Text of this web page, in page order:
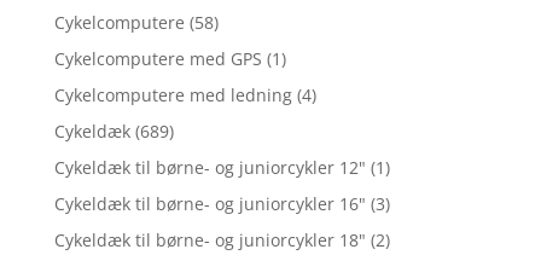
Cykelcomputere (58)
Cykelcomputere med GPS (1)
Cykelcomputere med ledning (4)
Cykeldæk (689)
Cykeldæk til børne- og juniorcykler 12" (1)
Cykeldæk til børne- og juniorcykler 16" (3)
Cykeldæk til børne- og juniorcykler 18" (2)